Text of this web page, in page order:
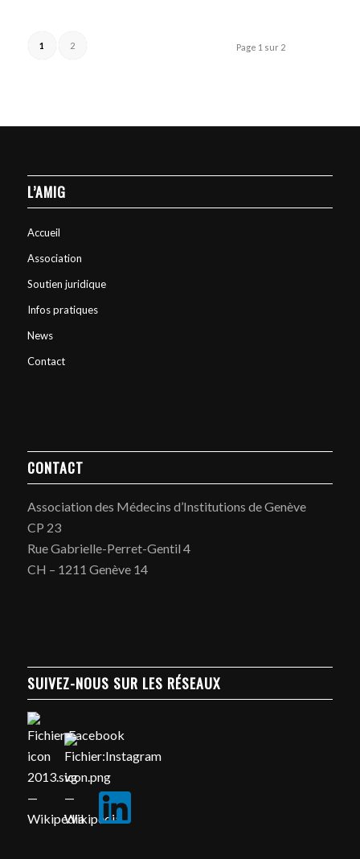
Page 1 sur 2
1 2
L’AMIG
Accueil
Association
Soutien juridique
Infos pratiques
News
Contact
CONTACT
Association des Médecins d’Institutions de Genève
CP 23
Rue Gabrielle-Perret-Gentil 4
CH – 1211 Genève 14
SUIVEZ-NOUS SUR LES RÉSEAUX